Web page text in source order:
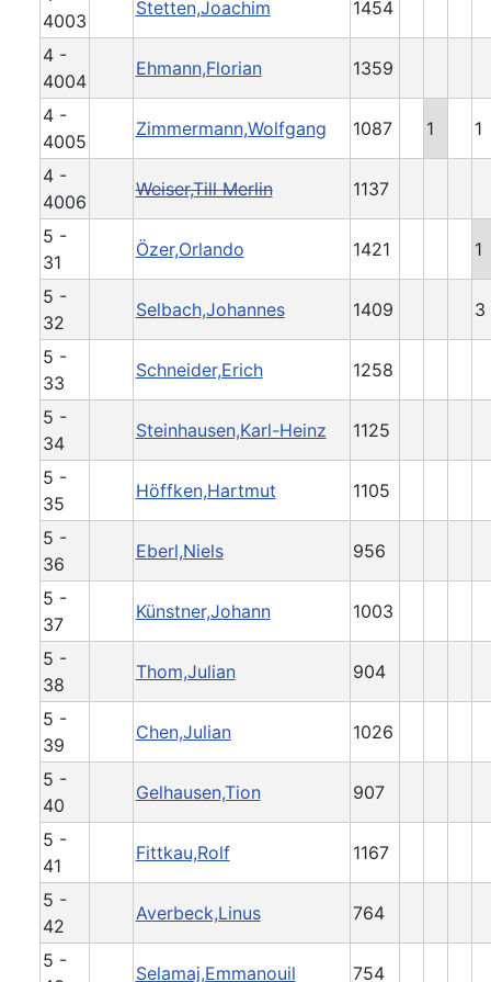
4003
Stetten,Joachim 1454
4 -
4004
Ehmann,Florian 1359
4 -
4005
Zimmermann,Wolfgang 1087 1 1
4 -
4006
Weiser,Till Merlin 1137
5 -
31
Özer,Orlando 1421 1
5 -
32
Selbach,Johannes 1409 3
5 -
33
Schneider,Erich 1258
5 -
34
Steinhausen,Karl-Heinz 1125
5 -
35
Höffken,Hartmut 1105
5 -
36
Eberl,Niels 956
5 -
37
Künstner,Johann 1003
5 -
38
Thom,Julian 904
5 -
39
Chen,Julian 1026
5 -
40
Gelhausen,Tion 907
5 -
41
Fittkau,Rolf 1167
5 -
42
Averbeck,Linus 764
5 -
Selamaj,Emmanouil 754